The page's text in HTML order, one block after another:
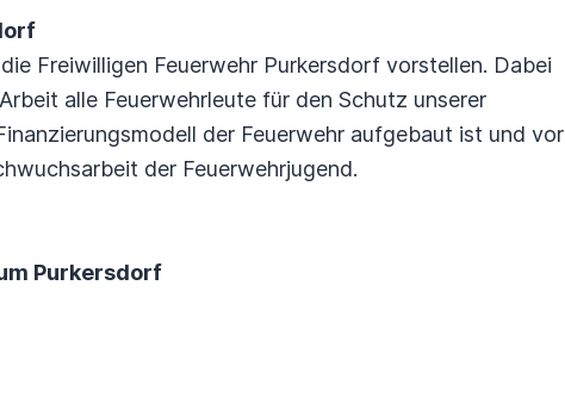
Freiwilligen Feuerwehr Purkersdorf vorstellen. Dabei
alle Feuerwehrleute für den Schutz unserer
der Feuerwehr aufgebaut ist und vor
der Feuerwehrjugend.
Purkersdorf